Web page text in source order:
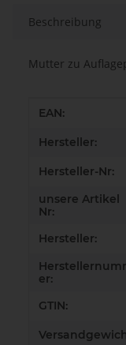
Beschreibung
Mutter zu
Wert
EAN:
Hersteller:
Hersteller-Nr:
unsere Artikel
Nr:
Hersteller:
er:
GTIN: